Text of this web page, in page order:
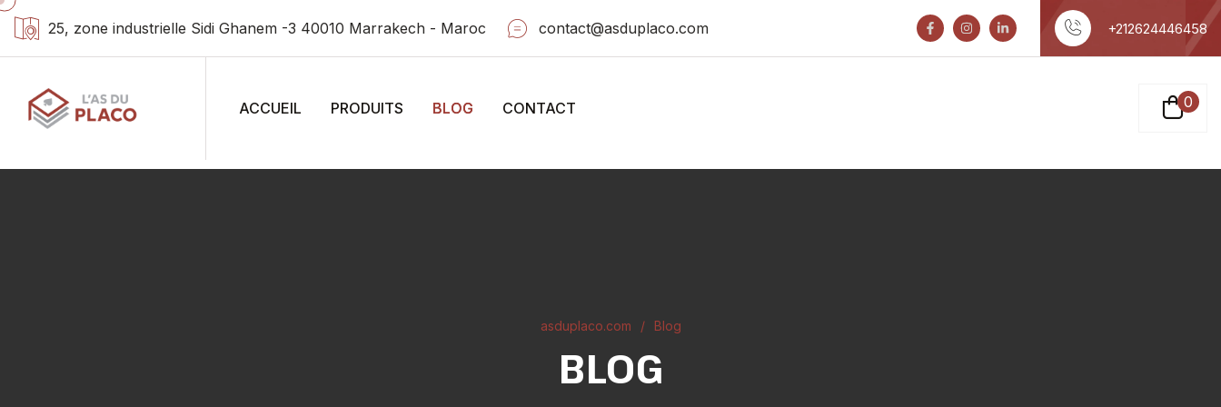
25, zone industrielle Sidi Ghanem -3 40010 Marrakech - Maroc contact@asduplaco.com +212624446458
ACCUEIL PRODUITS BLOG CONTACT 0
asduplaco.com Blog
BLOG